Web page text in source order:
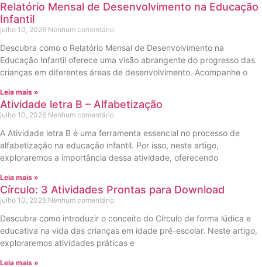
Relatório Mensal de Desenvolvimento na Educação
Infantil
julho 10, 2026 Nenhum comentário
Descubra como o Relatório Mensal de Desenvolvimento na
Educação Infantil oferece uma visão abrangente do progresso das
crianças em diferentes áreas de desenvolvimento. Acompanhe o
Leia mais »
Atividade letra B – Alfabetização
julho 10, 2026 Nenhum comentário
A Atividade letra B é uma ferramenta essencial no processo de
alfabetização na educação infantil. Por isso, neste artigo,
exploraremos a importância dessa atividade, oferecendo
Leia mais »
Círculo: 3 Atividades Prontas para Download
julho 10, 2026 Nenhum comentário
Descubra como introduzir o conceito do Círculo de forma lúdica e
educativa na vida das crianças em idade pré-escolar. Neste artigo,
exploraremos atividades práticas e
Leia mais »